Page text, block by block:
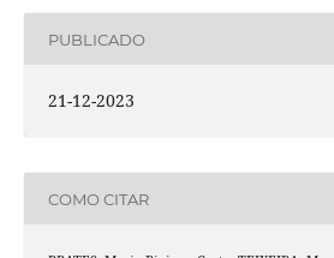
PUBLICADO
21-12-2023
COMO CITAR